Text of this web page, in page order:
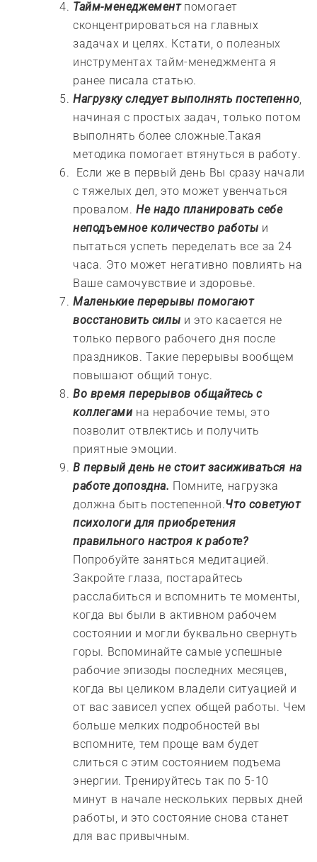
Тайм-менеджементпомогает
сконцентрироваться на главных
задачах и целях. Кстати, о полезных
инструментах тайм-менеджмента я
ранее писала статью.
Нагрузку следует выполнять постепенно,
начиная с простых задач, только потом
выполнять более сложные.Такая
методика помогает втянуться в работу.
Если же в первый день Вы сразу начали
с тяжелых дел, это может увенчаться
провалом. Не надо планировать себе
неподъемное количество работы и
пытаться успеть переделать все за 24
часа. Это может негативно повлиять на
Ваше самочувствие и здоровье.
Маленькие перерывы помогают
восстановить силы и это касается не
только первого рабочего дня после
праздников. Такие перерывы вообщем
повышают общий тонус.
Во время перерывов общайтесь с
коллегами на нерабочие темы, это
позволит отвлектись и получить
приятные эмоции.
В первый день не стоит засиживаться на
работе допоздна. Помните, нагрузка
должна быть постепенной.Что советуют
психологи для приобретения
правильного настроя к работе?
Попробуйте заняться медитацией.
Закройте глаза, постарайтесь
расслабиться и вспомнить те моменты,
когда вы были в активном рабочем
состоянии и могли буквально свернуть
горы. Вспоминайте самые успешные
рабочие эпизоды последних месяцев,
когда вы целиком владели ситуацией и
от вас зависел успех общей работы. Чем
больше мелких подробностей вы
вспомните, тем проще вам будет
слиться с этим состоянием подъема
энергии. Тренируйтесь так по 5-10
минут в начале нескольких первых дней
работы, и это состояние снова станет
для вас привычным.